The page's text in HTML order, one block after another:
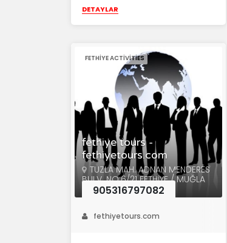
DETAYLAR
fethiye tours -
fethiyetours.com
FETHIYE ACTIVITIES
TUZLA MAH. ADNAN MENDERES
BULV. NO:6/21 FETHİYE / MUĞLA
905316797082
fethiyetours.com